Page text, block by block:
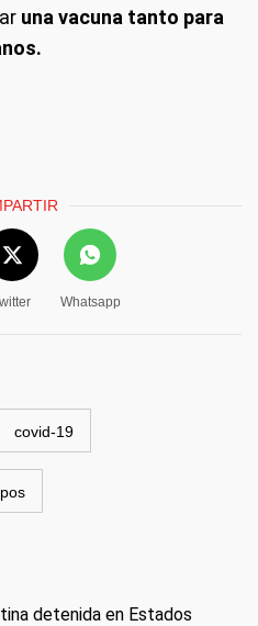
una vacuna tanto para
Whatsapp
covid-19
detenida en Estados